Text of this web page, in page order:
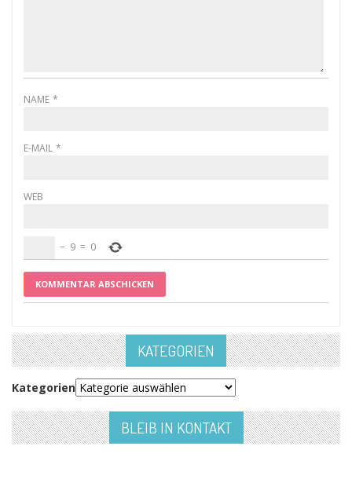
NAME *
E-MAIL *
WEB
− 9 = 0
KATEGORIEN
Kategorien
BLEIB IN KONTAKT